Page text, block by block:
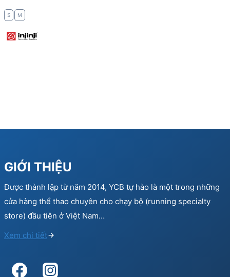
S M
GIỚI THIỆU
Được thành lập từ năm 2014, YCB tự hào là một trong những
cửa hàng thể thao chuyên cho chạy bộ (running specialty
store) đầu tiên ở Việt Nam…
Xem chi tiết